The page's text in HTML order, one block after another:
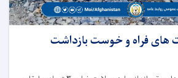
های فراه و خوست بازداشت